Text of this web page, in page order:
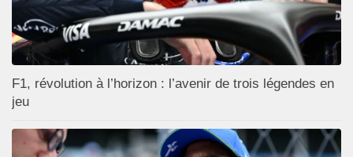
F1, révolution à l’horizon : l’avenir de trois légendes en
jeu